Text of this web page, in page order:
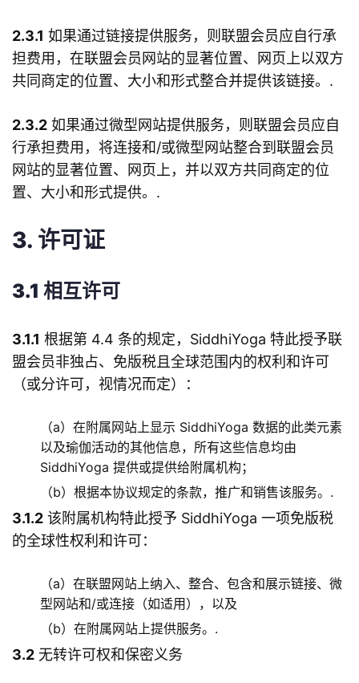
2.3.1 如果通过链接提供服务，则联盟会员应自行承
担费用，在联盟会员网站的显著位置、网页上以双方
共同商定的位置、大小和形式整合并提供该链接。.
2.3.2 如果通过微型网站提供服务，则联盟会员应自
行承担费用，将连接和/或微型网站整合到联盟会员
网站的显著位置、网页上，并以双方共同商定的位
置、大小和形式提供。.
3. 许可证
3.1 相互许可
3.1.1 根据第 4.4 条的规定，SiddhiYoga 特此授予联
盟会员非独占、免版税且全球范围内的权利和许可
（或分许可，视情况而定）：
（a）在附属网站上显示 SiddhiYoga 数据的此类元素
以及瑜伽活动的其他信息，所有这些信息均由
SiddhiYoga 提供或提供给附属机构；
（b）根据本协议规定的条款，推广和销售该服务。.
3.1.2 该附属机构特此授予 SiddhiYoga 一项免版税
的全球性权利和许可：
（a）在联盟网站上纳入、整合、包含和展示链接、微
型网站和/或连接（如适用），以及
（b）在附属网站上提供服务。.
3.2 无转许可权和保密义务